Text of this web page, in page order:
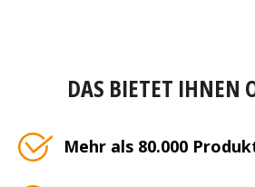
DAS BIETET IHNEN
Mehr als 80.000